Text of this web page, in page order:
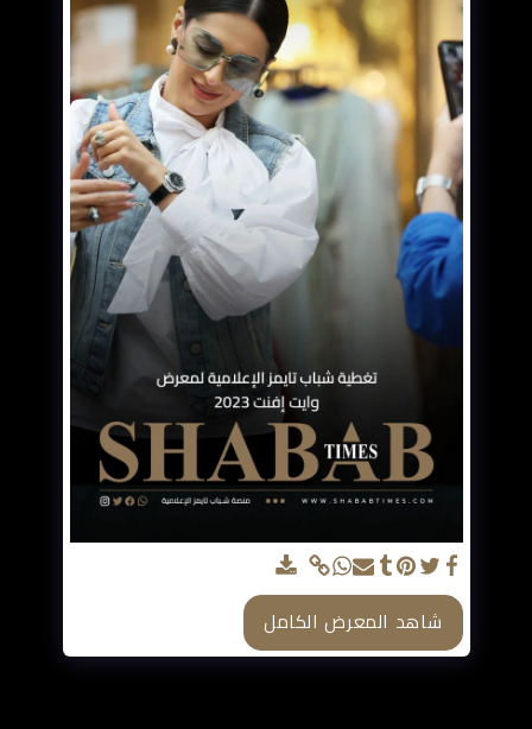
شاهد المعرض الكامل